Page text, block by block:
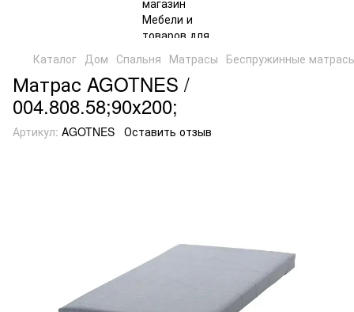
Каталог Дом Спальня Матрасы Беспружинные
Матрас AGOTNES /
004.808.58;90х200;
Артикул: AGOTNES Оставить отзыв